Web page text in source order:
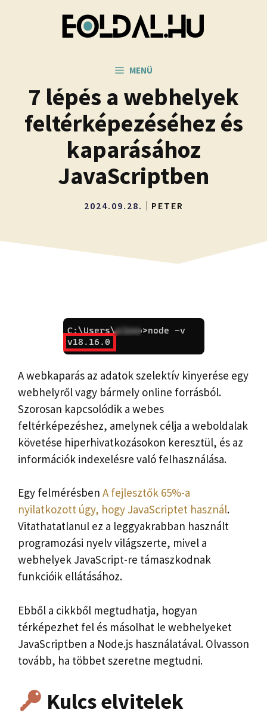
MENÜ
7 lépés a webhelyek
feltérképezéséhez és
kaparásához
JavaScriptben
2024.09.28. PETER
A webkaparás az adatok szelektív kinyerése egy
webhelyről vagy bármely online forrásból.
Szorosan kapcsolódik a webes
feltérképezéshez, amelynek célja a weboldalak
követése hiperhivatkozásokon keresztül, és az
információk indexelésre való felhasználása.
Egy felmérésben A fejlesztők 65%-a
nyilatkozott úgy, hogy JavaScriptet használ.
Vitathatatlanul ez a leggyakrabban használt
programozási nyelv világszerte, mivel a
webhelyek JavaScript-re támaszkodnak
funkcióik ellátásához.
Ebből a cikkből megtudhatja, hogyan
térképezhet fel és másolhat le webhelyeket
JavaScriptben a Node.js használatával. Olvasson
tovább, ha többet szeretne megtudni.
Kulcs elvitelek